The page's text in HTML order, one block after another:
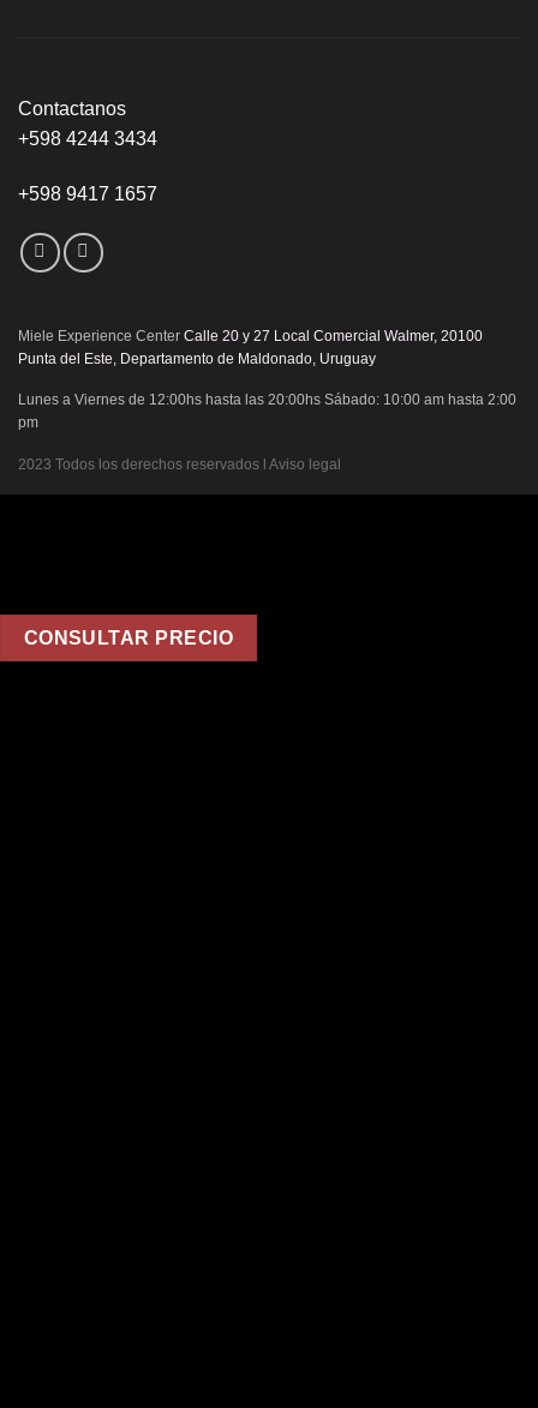
Contactanos
+598 4244 3434
+598 9417 1657
Miele Experience Center Calle 20 y 27 Local Comercial Walmer, 20100
Punta del Este, Departamento de Maldonado, Uruguay
Lunes a Viernes de 12:00hs hasta las 20:00hs Sábado: 10:00 am hasta 2:00
pm
2023 Todos los derechos reservados l Aviso legal
CONSULTAR PRECIO